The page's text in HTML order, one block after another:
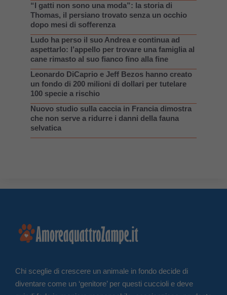
“I gatti non sono una moda”: la storia di
Thomas, il persiano trovato senza un occhio
dopo mesi di sofferenza
Ludo ha perso il suo Andrea e continua ad
aspettarlo: l’appello per trovare una famiglia al
cane rimasto al suo fianco fino alla fine
Leonardo DiCaprio e Jeff Bezos hanno creato
un fondo di 200 milioni di dollari per tutelare
100 specie a rischio
Nuovo studio sulla caccia in Francia dimostra
che non serve a ridurre i danni della fauna
selvatica
Chi sceglie di crescere un animale in fondo decide di
diventare come un ‘genitore’ per questi cuccioli e deve